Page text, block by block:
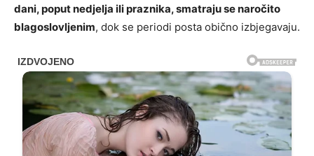
dani, poput nedjelja ili praznika, smatraju se naročito
blagoslovljenim, dok se periodi posta obično izbjegavaju.